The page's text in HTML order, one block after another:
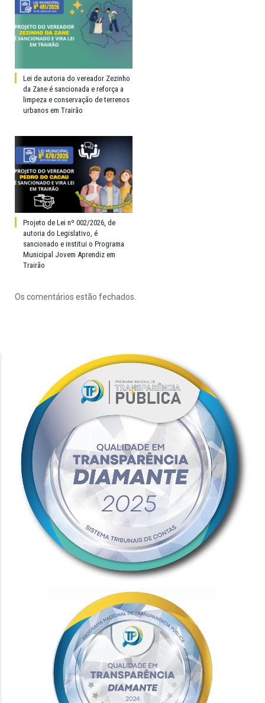
Lei de autoria do vereador Zezinho
da Zane é sancionada e reforça a
limpeza e conservação de terrenos
urbanos em Trairão
Projeto de Lei nº 002/2026, de
autoria do Legislativo, é
sancionado e institui o Programa
Municipal Jovem Aprendiz em
Trairão
Os comentários estão fechados.